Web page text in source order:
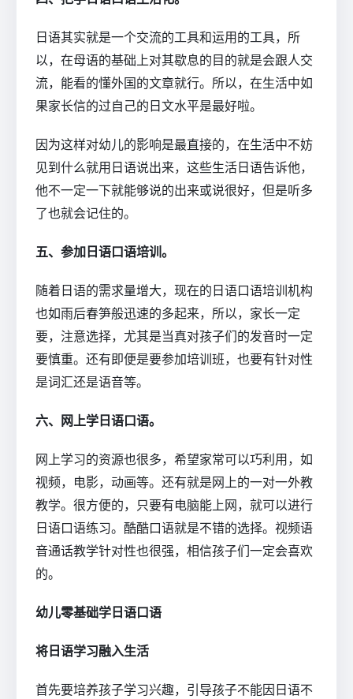
日语其实就是一个交流的工具和运用的工具，所
以，在母语的基础上对其歇息的目的就是会跟人交
流，能看的懂外国的文章就行。所以，在生活中如
果家长信的过自己的日文水平是最好啦。
因为这样对幼儿的影响是最直接的，在生活中不妨
见到什么就用日语说出来，这些生活日语告诉他，
他不一定一下就能够说的出来或说很好，但是听多
了也就会记住的。
五、参加日语口语培训。
随着日语的需求量增大，现在的日语口语培训机构
也如雨后春笋般迅速的多起来，所以，家长一定
要，注意选择，尤其是当真对孩子们的发音时一定
要慎重。还有即便是要参加培训班，也要有针对性
是词汇还是语音等。
六、网上学日语口语。
网上学习的资源也很多，希望家常可以巧利用，如
视频，电影，动画等。还有就是网上的一对一外教
教学。很方便的，只要有电脑能上网，就可以进行
日语口语练习。酷酷口语就是不错的选择。视频语
音通话教学针对性也很强，相信孩子们一定会喜欢
的。
幼儿零基础学日语口语
将日语学习融入生活
首先要培养孩子学习兴趣，引导孩子不能因日语不